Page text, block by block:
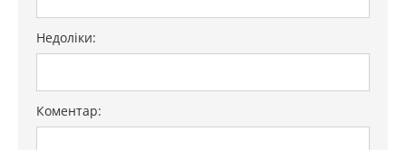
Недоліки:
Коментар: